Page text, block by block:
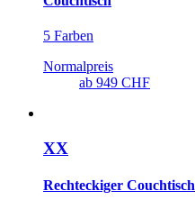
5 Farben
Normalpreis
ab 949 CHF
XX
Rechteckiger Couchtisch